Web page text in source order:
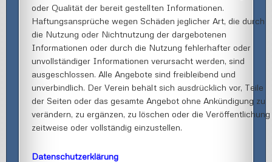
oder Qualität der bereit gestellten Informationen.
Haftungsansprüche wegen Schäden jeglicher Art, die durch
die Nutzung oder Nichtnutzung der dargebotenen
Informationen oder durch die Nutzung fehlerhafter oder
unvollständiger Informationen verursacht werden, sind
ausgeschlossen. Alle Angebote sind freibleibend und
unverbindlich. Der Verein behält sich ausdrücklich vor, Teile
der Seiten oder das gesamte Angebot ohne Ankündigung zu
verändern, zu ergänzen, zu löschen oder die Veröffentlichung
zeitweise oder vollständig einzustellen.
Datenschutzerklärung